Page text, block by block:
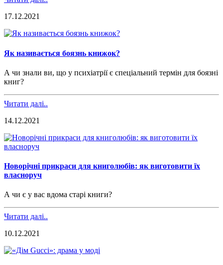
17.12.2021
Як називається боязнь книжок?
А чи знали ви, що у психіатрії є спеціальний термін для боязні
книг?
Читати далі..
14.12.2021
Новорічні прикраси для книголюбів: як виготовити їх
власноруч
А чи є у вас вдома старі книги?
Читати далі..
10.12.2021